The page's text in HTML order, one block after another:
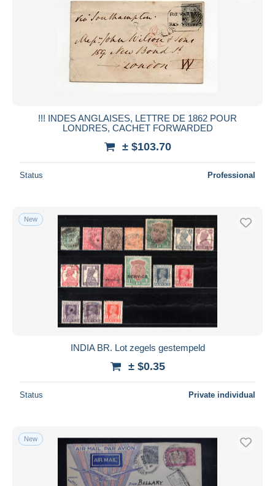
!!! INDES ANGLAISES, LETTRE DE 1862 POUR
LONDRES, CACHET FORWARDED
± $103.70
Status Professional
New
INDIA BR. Lot zegels gestempeld
± $0.35
Status Private individual
New